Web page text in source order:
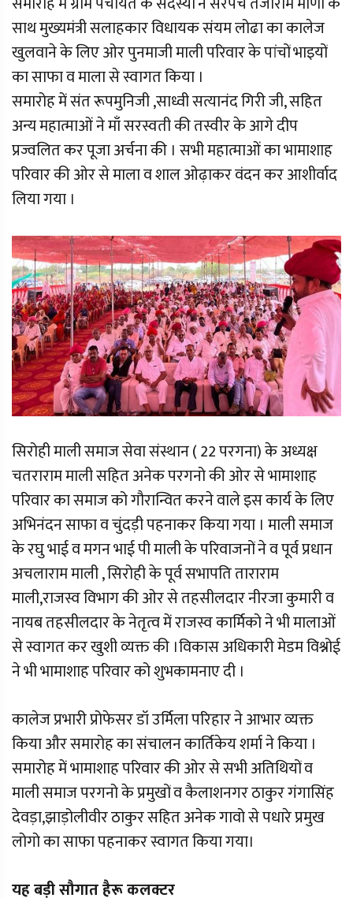
साथ मुख्यमंत्री सलाहकार विधायक संयम लोढा का कालेज
खुलवाने के लिए ओर पुनमाजी माली परिवार के पांचों भाइयों
का साफा व माला से स्वागत किया ।
समारोह में संत रूपमुनिजी ,साध्वी सत्यानंद गिरी जी, सहित
अन्य महात्माओं ने माँ सरस्वती की तस्वीर के आगे दीप
प्रज्वलित कर पूजा अर्चना की । सभी महात्माओं का भामाशाह
परिवार की ओर से माला व शाल ओढ़ाकर वंदन कर आशीर्वाद
लिया गया ।
सिरोही माली समाज सेवा संस्थान ( 22 परगना) के अध्यक्ष
चतराराम माली सहित अनेक परगनो की ओर से भामाशाह
परिवार का समाज को गौरान्वित करने वाले इस कार्य के लिए
अभिनंदन साफा व चुंदड़ी पहनाकर किया गया । माली समाज
के रघु भाई व मगन भाई पी माली के परिवाजनों ने व पूर्व प्रधान
अचलाराम माली , सिरोही के पूर्व सभापति ताराराम
माली,राजस्व विभाग की ओर से तहसीलदार नीरजा कुमारी व
नायब तहसीलदार के नेतृत्व में राजस्व कार्मिको ने भी मालाओं
से स्वागत कर खुशी व्यक्त की ।विकास अधिकारी मेडम विश्नोई
ने भी भामाशाह परिवार को शुभकामनाए दी ।
कालेज प्रभारी प्रोफेसर डॉ उर्मिला परिहार ने आभार व्यक्त
किया और समारोह का संचालन कार्तिकेय शर्मा ने किया ।
समारोह में भामाशाह परिवार की ओर से सभी अतिथियों व
माली समाज परगनो के प्रमुखों व कैलाशनगर ठाकुर गंगासिंह
देवड़ा,झाड़ोलीवीर ठाकुर सहित अनेक गावो से पधारे प्रमुख
लोगो का साफा पहनाकर स्वागत किया गया।
यह बड़ी सौगात हैरू कलक्टर